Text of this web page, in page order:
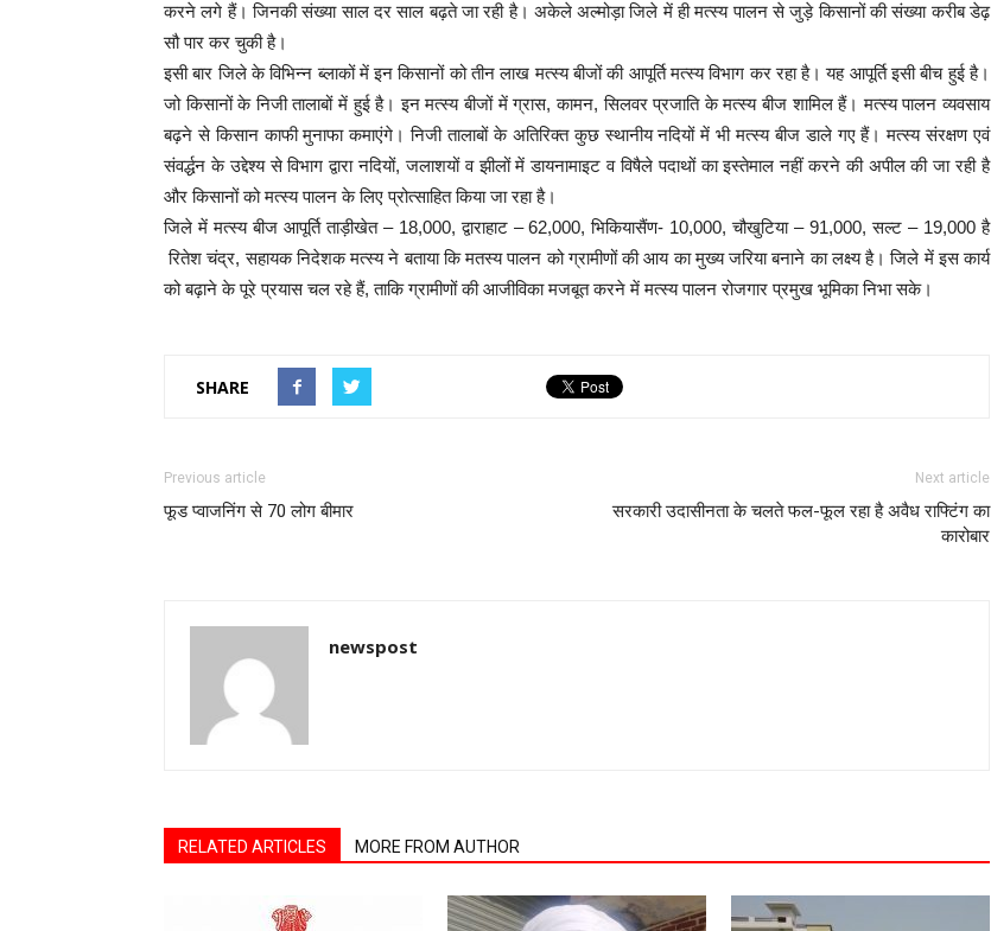
करने लगे हैं। जिनकी संख्या साल दर साल बढ़ते जा रही है। अकेले अल्मोड़ा जिले में ही मत्स्य पालन से जुड़े किसानों की संख्या करीब डेढ़
सौ पार कर चुकी है।
इसी बार जिले के विभिन्न ब्लाकों में इन किसानों को तीन लाख मत्स्य बीजों की आपूर्ति मत्स्य विभाग कर रहा है। यह आपूर्ति इसी बीच हुई है।
जो किसानों के निजी तालाबों में हुई है। इन मत्स्य बीजों में ग्रास, कामन, सिलवर प्रजाति के मत्स्य बीज शामिल हैं। मत्स्य पालन व्यवसाय
बढ़ने से किसान काफी मुनाफा कमाएंगे। निजी तालाबों के अतिरिक्त कुछ स्थानीय नदियों में भी मत्स्य बीज डाले गए हैं। मत्स्य संरक्षण एवं
संव‌र्द्धन के उद्देश्य से विभाग द्वारा नदियों, जलाशयों व झीलों में डायनामाइट व विषैले पदाथों का इस्तेमाल नहीं करने की अपील की जा रही है
और किसानों को मत्स्य पालन के लिए प्रोत्साहित किया जा रहा है।
जिले में मत्स्य बीज आपूर्ति ताड़ीखेत – 18,000, द्वाराहाट – 62,000, भिकियासैंण- 10,000, चौखुटिया – 91,000, सल्ट – 19,000 है
रितेश चंद्र, सहायक निदेशक मत्स्य ने बताया कि मतस्य पालन को ग्रामीणों की आय का मुख्य जरिया बनाने का लक्ष्य है। जिले में इस कार्य
को बढ़ाने के पूरे प्रयास चल रहे हैं, ताकि ग्रामीणों की आजीविका मजबूत करने में मत्स्य पालन रोजगार प्रमुख भूमिका निभा सके।
SHARE
Previous article
फूड प्वाजनिंग से 70 लोग बीमार
Next article
सरकारी उदासीनता के चलते फल-फूल रहा है अवैध राफ्टिंग का
कारोबार
newspost
RELATED ARTICLES MORE FROM AUTHOR